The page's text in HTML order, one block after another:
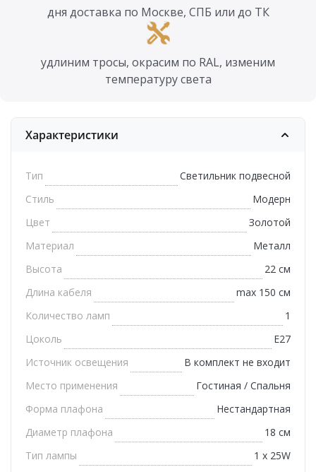
дня доставка по Москве, СПБ или до ТК
удлиним тросы, окрасим по RAL, изменим
температуру света
Характеристики
Тип
Светильник подвесной
Стиль
Модерн
Цвет
Золотой
Материал
Металл
Высота
22 см
Длина кабеля
max 150 см
Количество ламп
1
Цоколь
E27
Источник освещения
В комплект не входит
Место применения
Гостиная / Спальня
Форма плафона
Нестандартная
Диаметр плафона
18 см
Тип лампы
1 х 25W